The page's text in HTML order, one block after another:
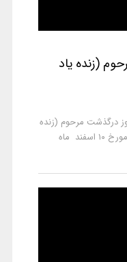
(زنده یاد
درگذشت مرحوم (زنده
یاد شاپور نعمت پور ) در روز پنجشنبه مورخ ۱۰ اسفند ماه